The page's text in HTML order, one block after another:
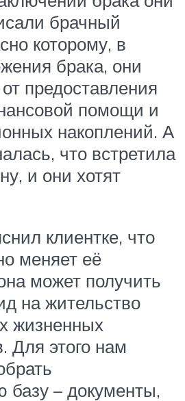
брачный
которому, в
брака, они
предоставления
помощи и
накоплений. А
что встретила
и они хотят
клиентке, что
меняет её
может получить
на жительство
жизненных
Для этого нам
базу – документы,